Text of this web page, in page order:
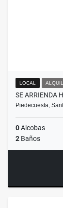
LOCAL
SE ARRIENDA
Piedecuesta,
0Alcobas
2 Baños